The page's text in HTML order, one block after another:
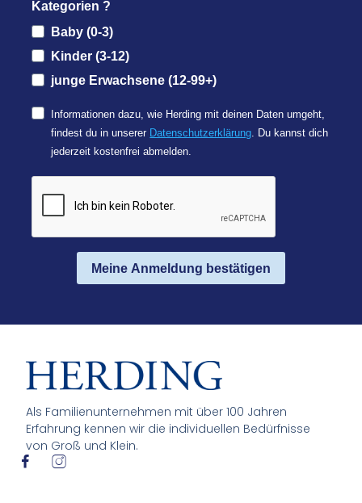
Kategorien ?
Baby (0-3)
Kinder (3-12)
junge Erwachsene (12-99+)
Informationen dazu, wie Herding mit deinen Daten umgeht,
findest du in unserer Datenschutzerklärung. Du kannst dich
jederzeit kostenfrei abmelden.
Meine Anmeldung bestätigen
Als Familienunternehmen mit über 100 Jahren
Erfahrung kennen wir die individuellen Bedürfnisse
von Groß und Klein.
I
I